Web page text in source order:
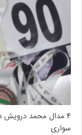
۴ مدال محمد درویش
سواری